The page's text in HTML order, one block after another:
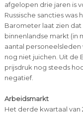
afgelopen drie jaren is
Russische sancties
Barometer laat zien
binnenlandse markt
aantal
nog niet juichen. Uit de
prijsdruk nog steeds
negatief.
Arbeidsmarkt
Het derde kwartaal van